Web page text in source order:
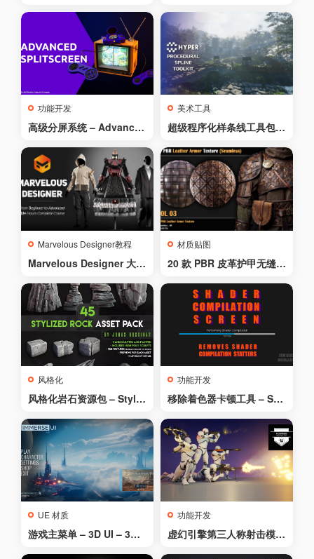
ot出品 – Parkour Race –
Multiplayer Blueprint Ga
me Template – Platforme
r – By Kekdot
功能开发
高级分屏系统 – Advanced
美术工具
超级程序化样条线工具包 v
ine Toolkit v4
Marvelous Designer教程
Marvelous Designer 大师
3+小时完整课程 – Marvel
ous Designer Master – F
rom Beginner to Advanc
ed – 13+ Hours Complet
e Course
材质贴图
20 款 PBR 皮革护甲无缝纹
Leather Armor Texture /S
eamless (Vol 03)
风格化
风格化岩石资源包 – Styliz
Roscinas Low-poly 3D
model
功能开发
移除着色器卡顿工具 – Sha
– remove shader stutter
s
UE 材质
游戏主菜单 – 3D UI – 3D
功能开发
虚幻引擎第三人称射击模板